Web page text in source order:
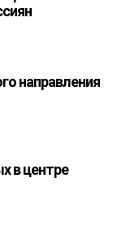
направления
в центре